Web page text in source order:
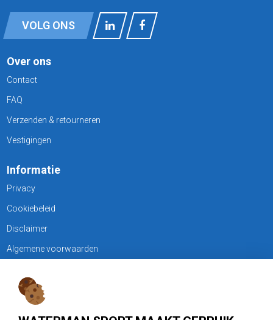
VOLG ONS
Over ons
Contact
FAQ
Verzenden & retourneren
Vestigingen
Informatie
Privacy
Cookiebeleid
Disclaimer
Algemene voorwaarden
KLANTENSERVICE
Treubweg 15-17, 1112 BA Diemen